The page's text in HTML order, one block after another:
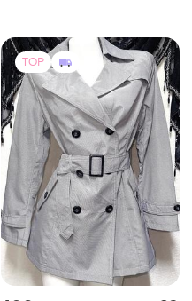
400 грн 2
Fsbn
Тренч плащ iспанский в
клітку під пасок fsh
38 і ще